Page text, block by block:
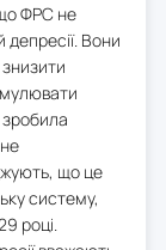
ФРС не
Вони
що це
систему,
році.